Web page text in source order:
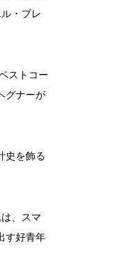
・ブレ
ストコー
グナーが
史を飾る
、スマ
す好青年